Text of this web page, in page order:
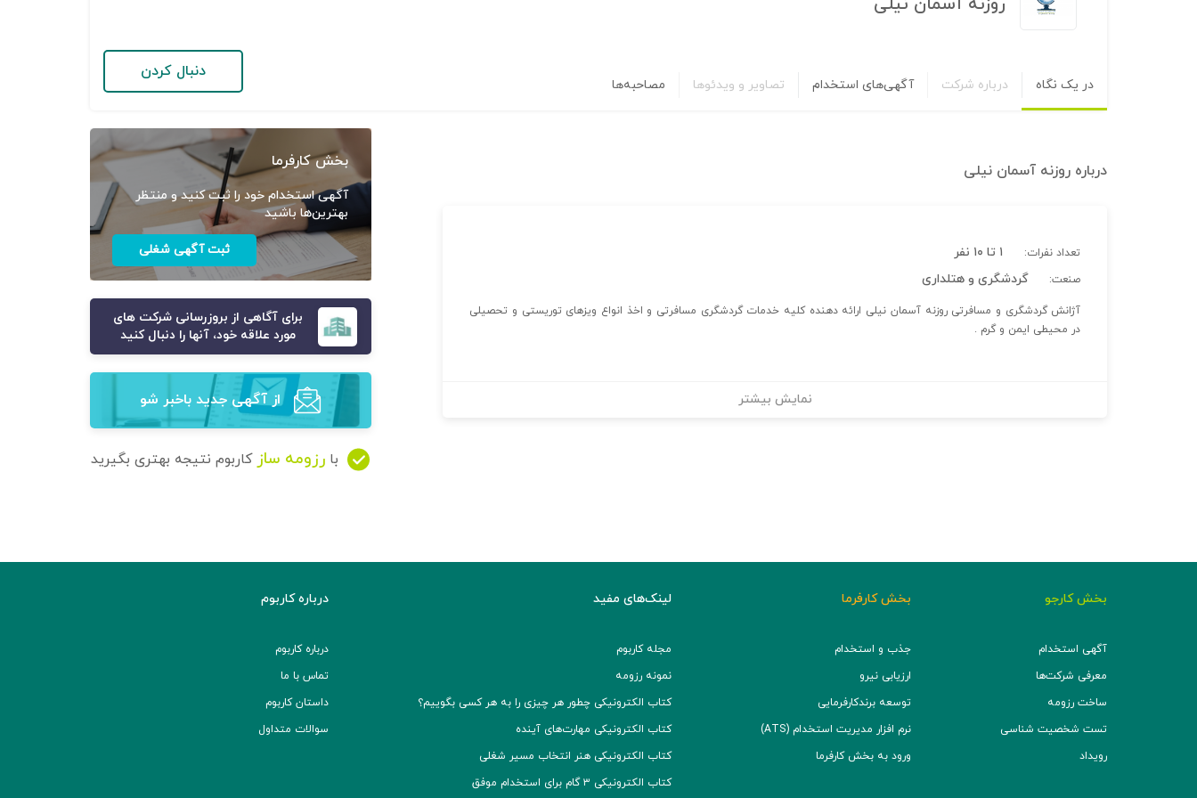
در یک نگاه درباره شرکت آگهی‌های استخدام تصاویر و ویدئوها مصاحبه‌ها
دنبال کردن
درباره روزنه آسمان نیلی
تعداد نفرات: ۱ تا ۱۰ نفر
صنعت: گردشگری و هتلداری
آژانش گردشگری و مسافرتی روزنه آسمان نیلی ارائه دهنده کلیه خدمات گردشگری مسافرتی و اخذ انواع ویزهای توریستی و تحصیلی
در محیطی ایمن و گرم .
نمایش بیشتر
بخش کارفرما
آگهی استخدام خود را ثبت کنید و منتظر
بهترین‌ها باشید
ثبت آگهی شغلی
برای آگاهی از بروزرسانی شرکت های
مورد علاقه خود، آنها را دنبال کنید
از آگهی‌ جدید باخبر شو
با رزومه ساز کاربوم نتیجه بهتری بگیرید
بخش کارجو
آگهی استخدام
معرفی شرکت‌ها
ساخت رزومه
تست شخصیت شناسی
رویداد
بخش کارفرما
جذب و استخدام
ارزیابی نیرو
توسعه برند‌کارفرمایی
نرم افزار مدیریت استخدام (ATS)
ورود به بخش کارفرما
لینک‌های مفید
مجله کاربوم
نمونه رزومه
کتاب الکترونیکی چطور هر چیزی را به هر کسی بگوییم؟
کتاب الکترونیکی مهارت‌های آینده
کتاب الکترونیکی هنر انتخاب مسیر شغلی
کتاب الکترونیکی ۳ گام برای استخدام موفق
درباره کاربوم
درباره کاربوم
تماس با ما
داستان کاربوم
سوالات متداول